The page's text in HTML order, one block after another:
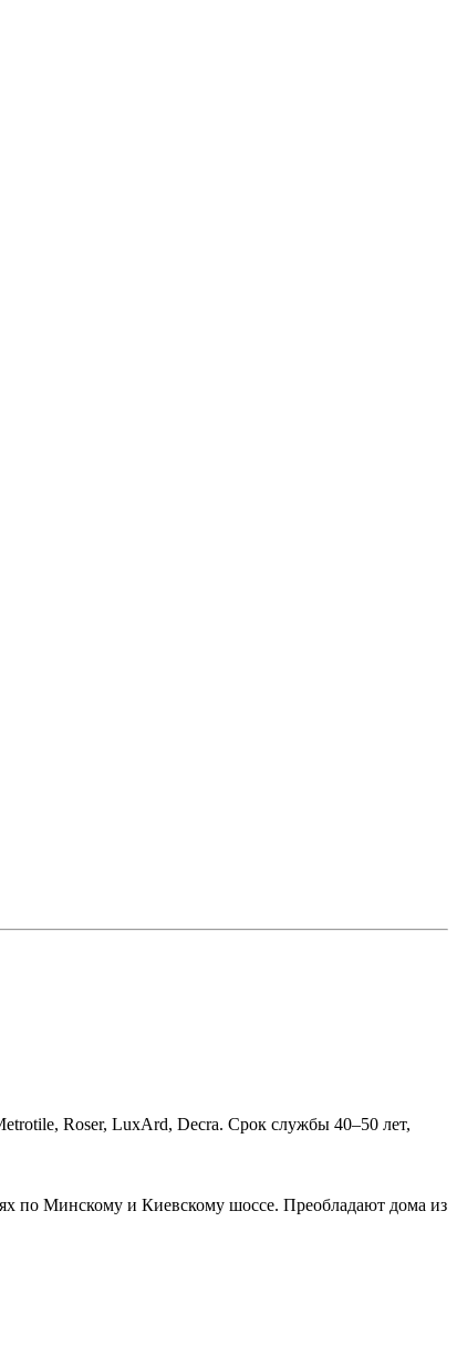
Roser, LuxArd, Decra. Срок службы 40–50 лет,
по Минскому и Киевскому шоссе. Преобладают дома из